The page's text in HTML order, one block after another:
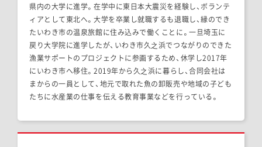
県内の大学に進学。在学中に東日本大震災を経験し、ボランテ
ィアとして東北へ。大学を卒業し就職するも退職し、縁のでき
たいわき市の温泉旅館に住み込みで働くことに。一旦埼玉に
戻り大学院に進学したが、いわき市久之浜でつながりのできた
漁業サポートのプロジェクトに参画するため、休学し2017年
にいわき市へ移住。2019年から久之浜に暮らし、合同会社は
まからの一員として、地元で取れた魚の卸販売や地域の子ども
たちに水産業の仕事を伝える教育事業などを行っている。